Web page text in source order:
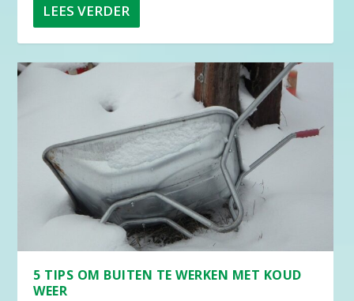
LEES VERDER
5 TIPS OM BUITEN TE WERKEN MET KOUD
WEER